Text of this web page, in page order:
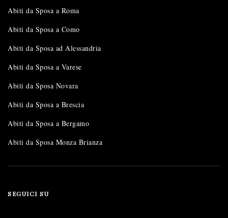
Abiti da Sposa a Roma
Abiti da Sposa a Como
Abiti da Sposa ad Alessandria
Abiti da Sposa a Varese
Abiti da Sposa Novara
Abiti da Sposa a Brescia
Abiti da Sposa a Bergamo
Abiti da Sposa Monza Brianza
SEGUICI SU